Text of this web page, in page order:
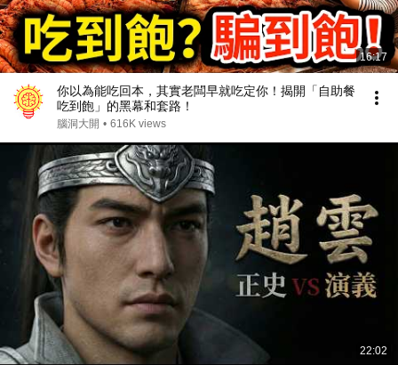
16:17
你以為能吃回本，其實老闆早就吃定你！揭開「自助餐
吃到飽」的黑幕和套路！
腦洞大開 • 616K views
22:02